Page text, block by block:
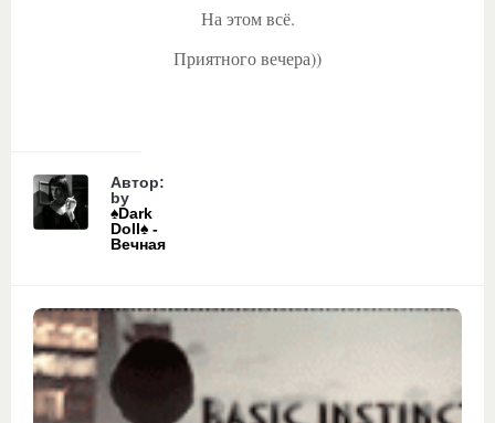
На этом всё.
Приятного вечера))
Автор:
by
♠Dark
Doll♠ -
Вечная